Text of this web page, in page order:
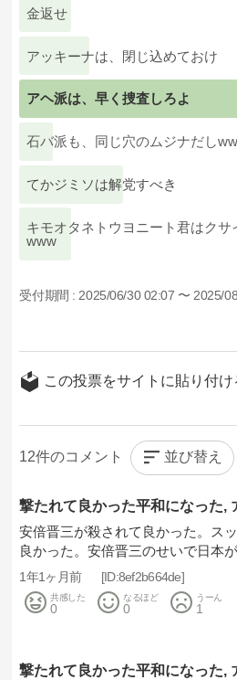
金返せ
アッキーナは、閉じ込めておけ
アヘ派は、早く捜査しろよ
石バ派も、同じ穴のムジナだし
てかジミソは解党すべき
キモオタネトウヨニート君はクサ
www
受付期間 : 2025/06/30 02:07 〜 2025/
この投票をサイトに貼り付け
12 並び替え
撃たれて良かった平和になった
安倍晋三が殺されて良かった。ス
良かった。安倍晋三のせいで日本が
1年1ヶ月前 8ef2b664de
共感した
0
なるほど
0
うーん
1
撃たれて良かった平和になった